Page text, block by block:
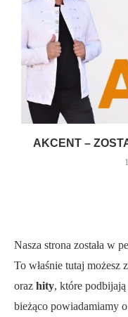
AKCENT –
Nasza strona została w
To właśnie tutaj możesz
oraz hity, które
bieżąco powiadamiamy